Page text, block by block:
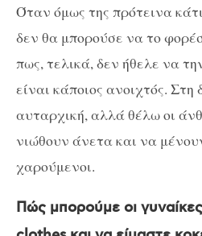
Όταν όμως της πρότεινα
δεν θα μπορούσε να το
πως, τελικά, δεν ήθελε να
είναι κάποιος ανοιχτός. Στη
αυταρχική, αλλά θέλω οι
νιώθουν άνετα και να
χαρούμενοι.
Πώς μπορούμε οι